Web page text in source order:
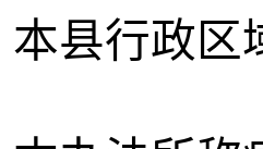
本县行政区